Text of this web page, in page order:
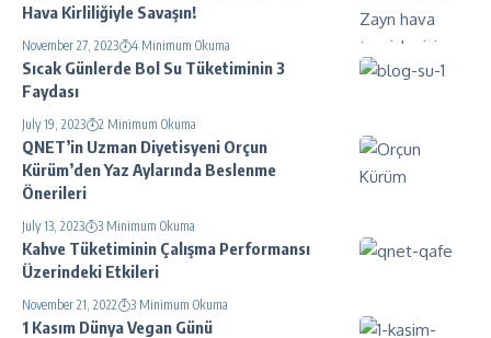
Hava Kirliliğiyle Savaşın!
November 27, 2023 4 Minimum Okuma
Sıcak Günlerde Bol Su Tüketiminin 3
Faydası
July 19, 2023 2 Minimum Okuma
QNET’in Uzman Diyetisyeni Orçun
Kürüm’den Yaz Aylarında Beslenme
Önerileri
July 13, 2023 3 Minimum Okuma
Kahve Tüketiminin Çalışma Performansı
Üzerindeki Etkileri
November 21, 2022 3 Minimum Okuma
1 Kasım Dünya Vegan Günü